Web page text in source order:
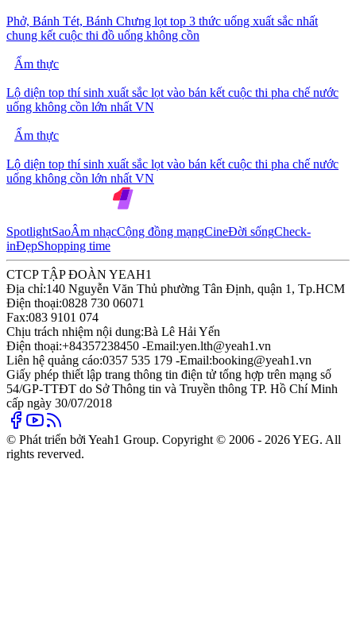
Phở, Bánh Tét, Bánh Chưng lọt top 3 thức uống xuất sắc nhất
chung kết cuộc thi đồ uống không cồn
Ẩm thực
Lộ diện top thí sinh xuất sắc lọt vào bán kết cuộc thi pha chế nước
uống không cồn lớn nhất VN
Ẩm thực
Lộ diện top thí sinh xuất sắc lọt vào bán kết cuộc thi pha chế nước
uống không cồn lớn nhất VN
SpotlightSaoÂm nhạcCộng đồng mạngCineĐời sốngCheck-
inĐẹpShopping time
CTCP TẬP ĐOÀN YEAH1
Địa chỉ:140 Nguyễn Văn Thủ phường Tân Định, quận 1, Tp.HCM
Điện thoại:0828 730 06071
Fax:083 9101 074
Chịu trách nhiệm nội dung:Bà Lê Hải Yến
Điện thoại:+84357238450 -Email:yen.lth@yeah1.vn
Liên hệ quảng cáo:0357 535 179 -Email:booking@yeah1.vn
Giấy phép thiết lập trang thông tin điện tử tổng hợp trên mạng số
54/GP-TTĐT do Sở Thông tin và Truyền thông TP. Hồ Chí Minh
cấp ngày 30/07/2018
© Phát triển bởi Yeah1 Group. Copyright © 2006 - 2026 YEG. All
rights reverved.